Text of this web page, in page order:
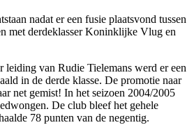
nadat er een fusie plaatsvond tussen
met derdeklasser Koninklijke Vlug en
leiding van Rudie Tielemans werd er een
in de derde klasse. De promotie naar
net gemist! In het seizoen 2004/2005
De club bleef het gehele
78 punten van de negentig.